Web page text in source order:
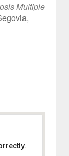
Multiple